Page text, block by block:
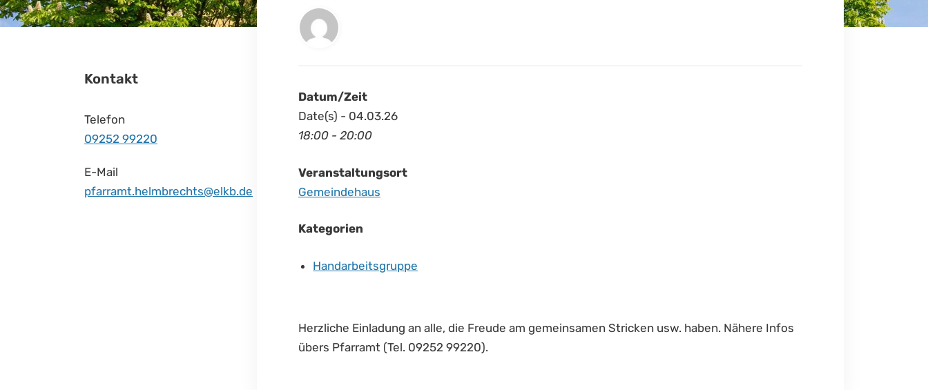
Datum/Zeit
Date(s) - 04.03.26
18:00 - 20:00
Veranstaltungsort
Gemeindehaus
Kategorien
Handarbeitsgruppe
Herzliche Einladung an alle, die Freude am gemeinsamen Stricken usw. haben. Nähere Infos
übers Pfarramt (Tel. 09252 99220).
Kontakt
Telefon
09252 99220
E-Mail
pfarramt.helmbrechts@elkb.de